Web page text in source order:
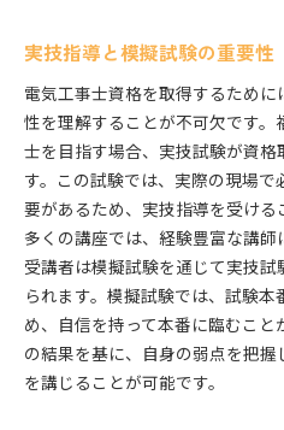
実技指導と模擬試験の重要性
電気工事士資格を取得するため
性を理解することが不可欠です
士を目指す場合、実技試験が資
す。この試験では、実際の現場
要があるため、実技指導を受ける
多くの講座では、経験豊富な講師
受講者は模擬試験を通じて実技
られます。模擬試験では、試験
め、自信を持って本番に臨むこ
の結果を基に、自身の弱点を把
を講じることが可能です。